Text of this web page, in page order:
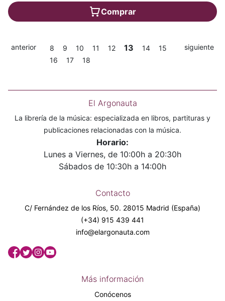
Comprar
anterior 8 9 10 11 12 13 14
15
16
17 18
siguiente
El Argonauta
La librería de la música: especializada en libros, partituras y
publicaciones relacionadas con la música.
Horario:
Lunes a Viernes, de 10:00h a 20:30h
Sábados de 10:30h a 14:00h
Contacto
C/ Fernández de los Ríos, 50. 28015 Madrid (España)
(+34) 915 439 441
info@elargonauta.com
Más información
Conócenos